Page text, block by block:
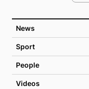
News
Sport
People
Videos